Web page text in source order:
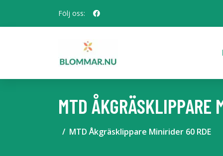
Följ oss:
MTD ÅKGRÄSKLIPPARE
MTD Åkgräsklippare Minirider 60 RDE